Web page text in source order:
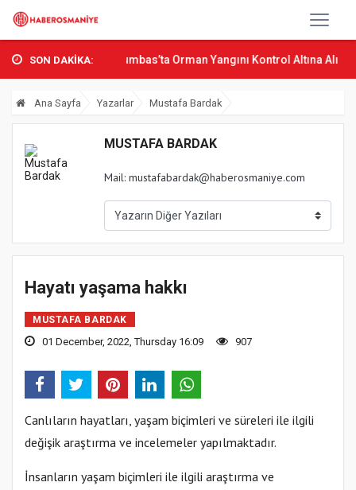
SON DAKİKA:
Bak Osmani... Sumbas’ta Orman Yangını Kontrol Altına Alındı
Ana Sayfa Yazarlar Mustafa Bardak
MUSTAFA BARDAK
Mail: mustafabardak@haberosmaniye.com
Hayatı yaşama hakkı
MUSTAFA BARDAK
01 December, 2022, Thursday 16:09 907
Canlıların hayatları, yaşam biçimleri ve süreleri ile ilgili
değişik araştırma ve incelemeler yapılmaktadır.
İnsanların yaşam biçimleri ile ilgili araştırma ve